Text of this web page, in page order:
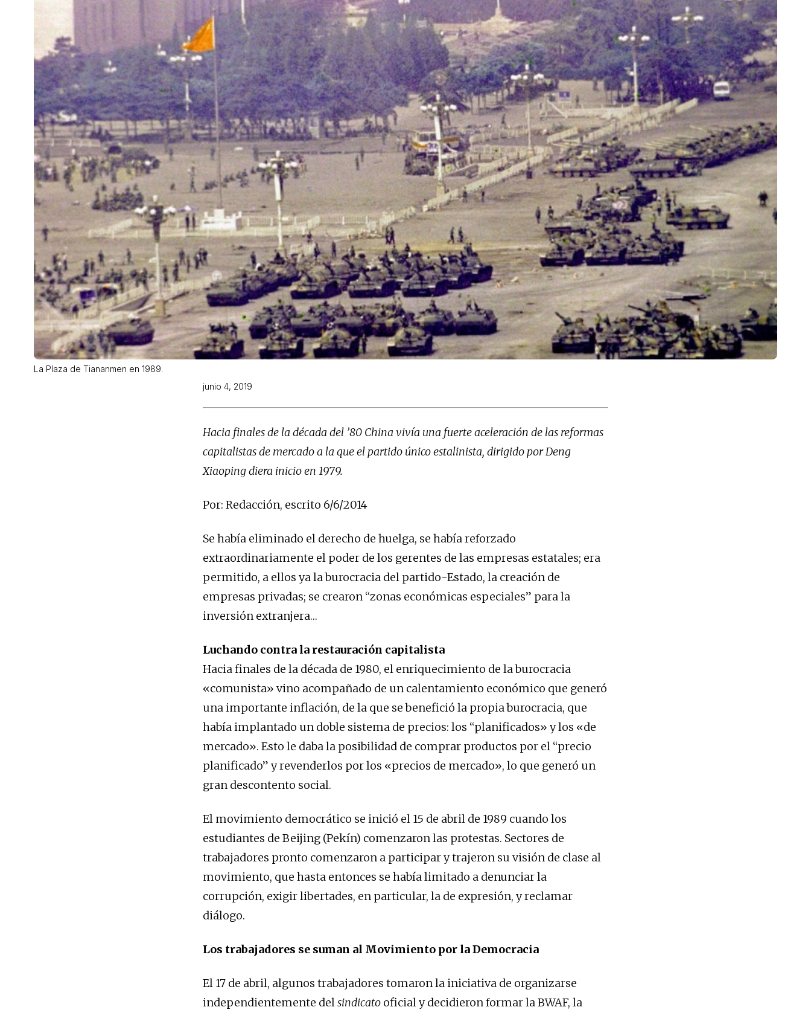
La Plaza de Tiananmen en 1989.
junio 4, 2019
Hacia finales de la década del ’80 China vivía una fuerte aceleración de las reformas
capitalistas de mercado a la que el partido único estalinista, dirigido por Deng
Xiaoping diera inicio en 1979.
Por: Redacción, escrito 6/6/2014
Se había eliminado el derecho de huelga, se había reforzado
extraordinariamente el poder de los gerentes de las empresas estatales; era
permitido, a ellos ya la burocracia del partido-Estado, la creación de
empresas privadas; se crearon “zonas económicas especiales” para la
inversión extranjera…
Luchando contra la restauración capitalista
Hacia finales de la década de 1980, el enriquecimiento de la burocracia
«comunista» vino acompañado de un calentamiento económico que generó
una importante inflación, de la que se benefició la propia burocracia, que
había implantado un doble sistema de precios: los “planificados» y los «de
mercado». Esto le daba la posibilidad de comprar productos por el “precio
planificado” y revenderlos por los «precios de mercado», lo que generó un
gran descontento social.
El movimiento democrático se inició el 15 de abril de 1989 cuando los
estudiantes de Beijing (Pekín) comenzaron las protestas. Sectores de
trabajadores pronto comenzaron a participar y trajeron su visión de clase al
movimiento, que hasta entonces se había limitado a denunciar la
corrupción, exigir libertades, en particular, la de expresión, y reclamar
diálogo.
Los trabajadores se suman al Movimiento por la Democracia
El 17 de abril, algunos trabajadores tomaron la iniciativa de organizarse
independientemente delsindicato oficial y decidieron formar la BWAF, la